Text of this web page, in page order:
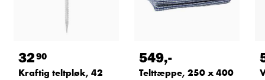
3290
Kraftig teltpløk, 42
549,-
Telttæppe, 250 x 400